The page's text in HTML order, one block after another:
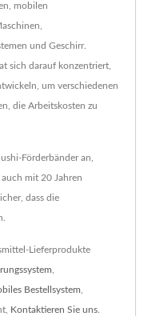
mobilen
und Geschirr.
sich darauf konzentriert,
um verschiedenen
die Arbeitskosten zu
Förderbänder an,
mit 20 Jahren
dass die
Lieferprodukte
Bestellsystem
Kontaktieren Sie uns